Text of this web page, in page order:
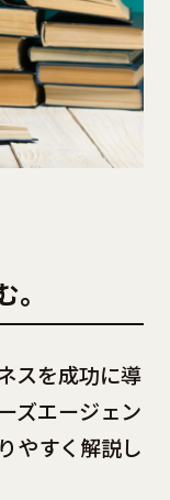
スを成功に導
ズエージェン
やすく解説し